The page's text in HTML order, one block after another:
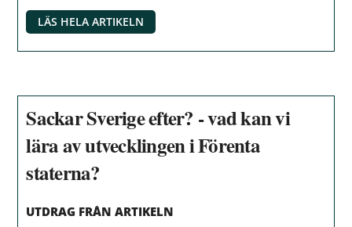
LÄS HELA ARTIKELN
Sackar Sverige efter? - vad kan vi
lära av utvecklingen i Förenta
staterna?
UTDRAG FRÅN ARTIKELN